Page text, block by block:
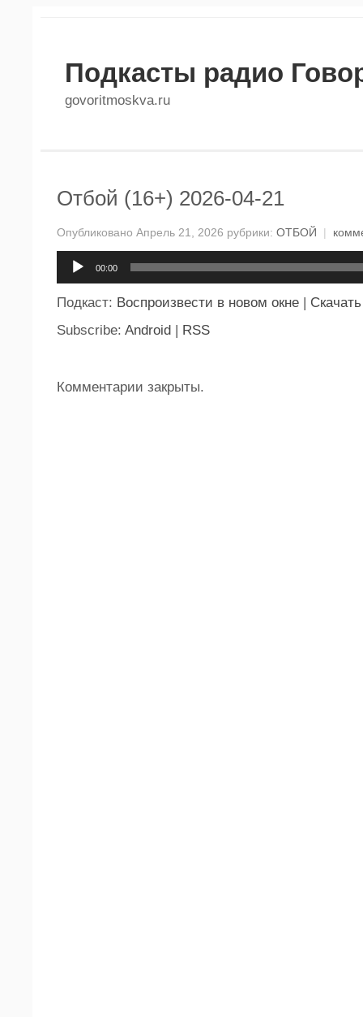
Подкасты радио
govoritmoskva.ru
Отбой (16+) 2026-04-21
Опубликовано Апрель 21, 2026 рубрики: ОТБОЙ |
00:00
Подкаст: Воспроизвести в новом окне | Скачать
Subscribe: Android | RSS
Комментарии закрыты.